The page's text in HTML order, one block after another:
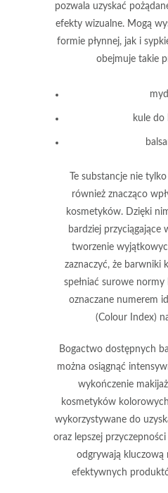
pozwala uzyskać
efekty wizualne. Mogą
formie płynnej, jak i
obejmuje takie
kule do
Te substancje nie
również znacząco
kosmetyków. Dzięki
bardziej przyciągające
tworzenie
zaznaczyć, że barwniki
spełniać surowe normy
oznaczane numerem
(Colour Index)
Bogactwo dostępnych
można osiągnąć
wykończenie
kosmetyków kolorowych
wykorzystywane do
oraz lepszej
odgrywają kluczową
efektywnych